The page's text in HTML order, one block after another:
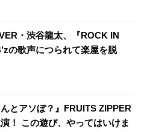
・渋谷龍太、『ROCK IN
の歌声につられて楽屋を脱
んとアソぼ？』FRUITS ZIPPER
！ この遊び、やってはいけま